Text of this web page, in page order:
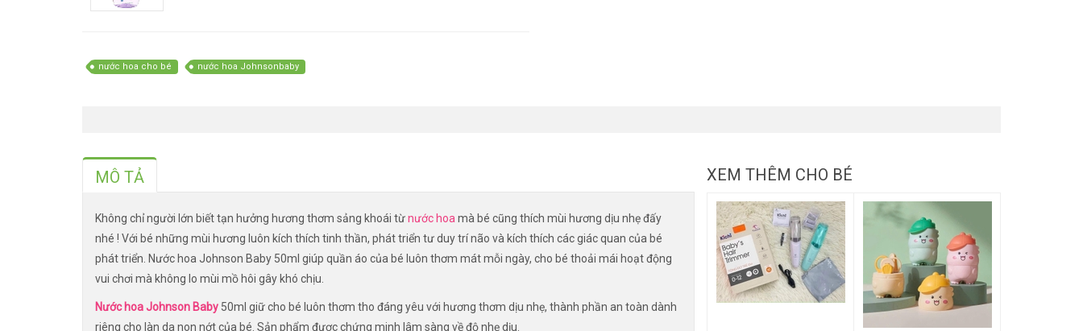
nước hoa cho bé nước hoa Johnsonbaby
MÔ TẢ
Không chỉ người lớn biết tạn hưởng hương thơm sảng khoái từnước hoa mà bé cũng thích mùi hương dịu nhẹ đấy
nhé ! Với bé những mùi hương luôn kích thích tinh thần, phát triển tư duy trí não và kích thích các giác quan của bé
phát triển. Nước hoa Johnson Baby 50ml giúp quần áo của bé luôn thơm mát mỗi ngày, cho bé thoải mái hoạt động
vui chơi mà không lo mùi mồ hôi gây khó chịu.
Nước hoa Johnson Baby 50ml giữ cho bé luôn thơm tho đáng yêu với hương thơm dịu nhẹ, thành phần an toàn dành
riêng cho làn da non nớt của bé. Sản phẩm được chứng minh lâm sàng về độ nhẹ dịu.
XEM THÊM CHO BÉ